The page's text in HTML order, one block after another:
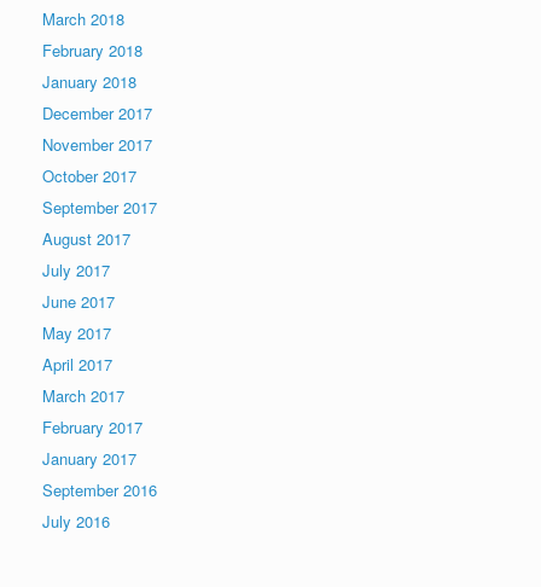
March 2018
February 2018
January 2018
December 2017
November 2017
October 2017
September 2017
August 2017
July 2017
June 2017
May 2017
April 2017
March 2017
February 2017
January 2017
September 2016
July 2016